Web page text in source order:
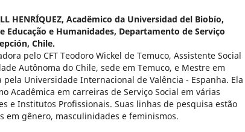
HENRÍQUEZ, Acadêmico da Universidad del Biobío,
Educação e Humanidades, Departamento de Serviço
Chile.
pelo CFT Teodoro Wickel de Temuco, Assistente Social
Autônoma do Chile, sede em Temuco, e Mestre em
Universidade Internacional de Valência - Espanha. Ela
Acadêmica em carreiras de Serviço Social em várias
e Institutos Profissionais. Suas linhas de pesquisa estão
em gênero, masculinidades e feminismos.